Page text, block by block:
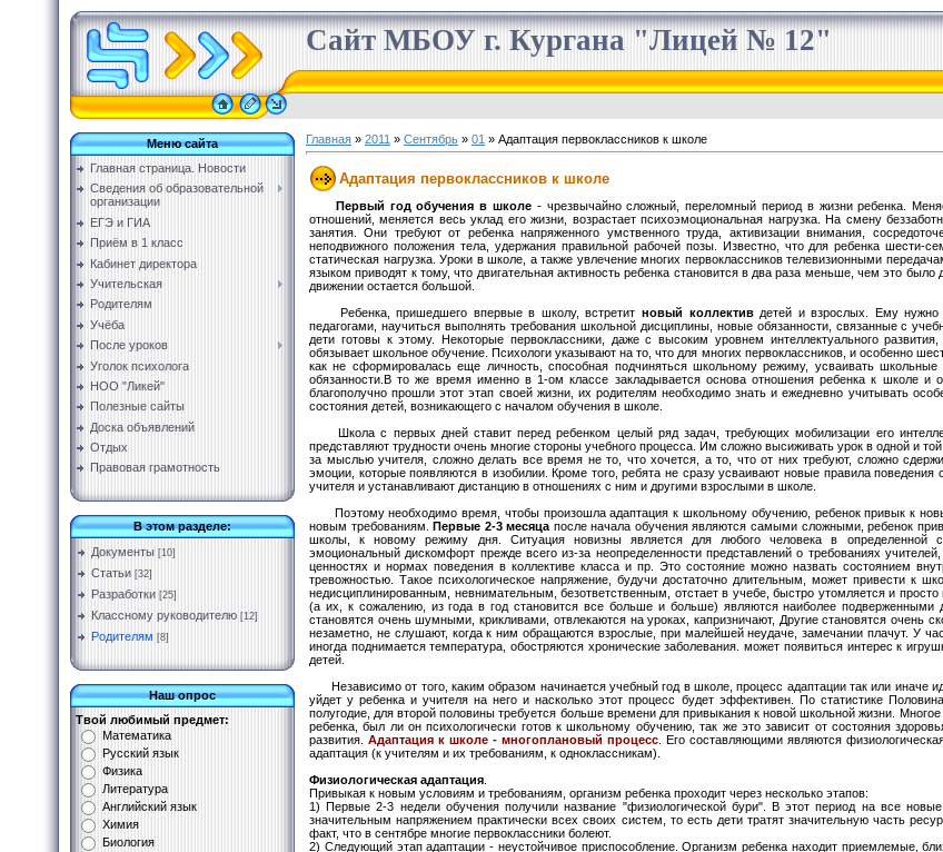
Сайт МБОУ г. Кургана "Лицей № 12"
Меню сайта
Главная страница. Новости
Сведения об образовательной
организации
ЕГЭ и ГИА
Приём в 1 класс
Кабинет директора
Учительская
Родителям
Учёба
После уроков
Уголок психолога
НОО "Ликей"
Полезные сайты
Доска объявлений
Отдых
Правовая грамотность
В этом разделе:
Документы [10]
Статьи [32]
Разработки [25]
Классному руководителю [12]
Родителям [8]
Наш опрос
Твой любимый предмет:
Математика
Русский язык
Физика
Литература
Английский язык
Химия
Биология
Главная » 2011 » Сентябрь » 01 » Адаптация первоклассников к школе
Адаптация первоклассников к школе
Первый год обучения в школе - чрезвычайно сложный, переломный период в жизни ребенка.
отношений, меняется весь уклад его жизни, возрастает психоэмоциональная нагрузка. На смену
занятия. Они требуют от ребенка напряженного умственного труда, активизации внимания,
неподвижного положения тела, удержания правильной рабочей позы. Известно, что для ребенка шести-
статическая нагрузка. Уроки в школе, а также увлечение многих первоклассников телевизионными
языком приводят к тому, что двигательная активность ребенка становится в два раза меньше, чем это
движении остается большой.
Ребенка, пришедшего впервые в школу, встретит новый коллектив детей и взрослых. Ему нужно
педагогами, научиться выполнять требования школьной дисциплины, новые обязанности, связанные с
дети готовы к этому. Некоторые первоклассники, даже с высоким уровнем интеллектуального
обязывает школьное обучение. Психологи указывают на то, что для многих первоклассников, и особенно
как не сформировалась еще личность, способная подчиняться школьному режиму, усваивать
обязанности.В то же время именно в 1-ом классе закладывается основа отношения ребенка к школе и
благополучно прошли этот этап своей жизни, их родителям необходимо знать и ежедневно учитывать
состояния детей, возникающего с началом обучения в школе.
Школа с первых дней ставит перед ребенком целый ряд задач, требующих мобилизации его
представляют трудности очень многие стороны учебного процесса. Им сложно высиживать урок в одной и
за мыслью учителя, сложно делать все время не то, что хочется, а то, что от них требуют, сложно
эмоции, которые появляются в изобилии. Кроме того, ребята не сразу усваивают новые правила
учителя и устанавливают дистанцию в отношениях с ним и другими взрослыми в школе.
Поэтому необходимо время, чтобы произошла адаптация к школьному обучению, ребенок привык к
новым требованиям.Первые 2-3 месяца после начала обучения являются самыми сложными, ребенок
школы, к новому режиму дня. Ситуация новизны является для любого человека в определенной
эмоциональный дискомфорт прежде всего из-за неопределенности представлений о требованиях
ценностях и нормах поведения в коллективе класса и пр. Это состояние можно назвать состоянием
тревожностью. Такое психологическое напряжение, будучи достаточно длительным, может привести к
недисциплинированным, невнимательным, безответственным, отстает в учебе, быстро утомляется и
(а их, к сожалению, из года в год становится все больше и больше) являются наиболее подверженными
становятся очень шумными, крикливами, отвлекаются на уроках, капризничают, Другие становятся очень
незаметно, не слушают, когда к ним обращаются взрослые, при малейшей неудаче, замечании плачут. У
иногда поднимается температура, обостряются хронические заболевания. может появиться интерес к
детей.
Независимо от того, каким образом начинается учебный год в школе, процесс адаптации так или иначе
уйдет у ребенка и учителя на него и насколько этот процесс будет эффективен. По статистике
полугодие, для второй половины требуется больше времени для привыкания к новой школьной жизни.
ребенка, был ли он психологически готов к школьному обучению, так же это зависит от состояния
развития. Адаптация к школе - многоплановый процесс . Его составляющими являются
адаптация (к учителям и их требованиям, к одноклассникам).
Физиологическая адаптация
Привыкая к новым условиям и требованиям, организм ребенка проходит через несколько этапов:
1) Первые 2-3 недели обучения получили название "физиологической бури". В этот период на все новые
значительным напряжением практически всех своих систем, то есть дети тратят значительную часть
факт, что в сентябре многие первоклассники болеют.
2) Следующий этап адаптации - неустойчивое приспособление. Организм ребенка находит приемлемые,